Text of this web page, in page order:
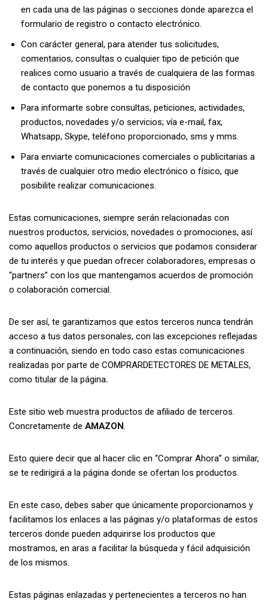
en cada una de las páginas o secciones donde aparezca el
formulario de registro o contacto electrónico.
Con carácter general, para atender tus solicitudes,
comentarios, consultas o cualquier tipo de petición que
realices como usuario a través de cualquiera de las formas
de contacto que ponemos a tu disposición
Para informarte sobre consultas, peticiones, actividades,
productos, novedades y/o servicios; vía e-mail, fax,
Whatsapp, Skype, teléfono proporcionado, sms y mms.
Para enviarte comunicaciones comerciales o publicitarias a
través de cualquier otro medio electrónico o físico, que
posibilite realizar comunicaciones.
Estas comunicaciones, siempre serán relacionadas con
nuestros productos, servicios, novedades o promociones, así
como aquellos productos o servicios que podamos considerar
de tu interés y que puedan ofrecer colaboradores, empresas o
“partners” con los que mantengamos acuerdos de promoción
o colaboración comercial.
De ser así, te garantizamos que estos terceros nunca tendrán
acceso a tus datos personales, con las excepciones reflejadas
a continuación, siendo en todo caso estas comunicaciones
realizadas por parte de COMPRARDETECTORES DE METALES,
como titular de la página.
Este sitio web muestra productos de afiliado de terceros.
Concretamente de AMAZON.
Esto quiere decir que al hacer clic en “Comprar Ahora” o similar,
se te redirigirá a la página donde se ofertan los productos.
En este caso, debes saber que únicamente proporcionamos y
facilitamos los enlaces a las páginas y/o plataformas de estos
terceros donde pueden adquirirse los productos que
mostramos, en aras a facilitar la búsqueda y fácil adquisición
de los mismos.
Estas páginas enlazadas y pertenecientes a terceros no han